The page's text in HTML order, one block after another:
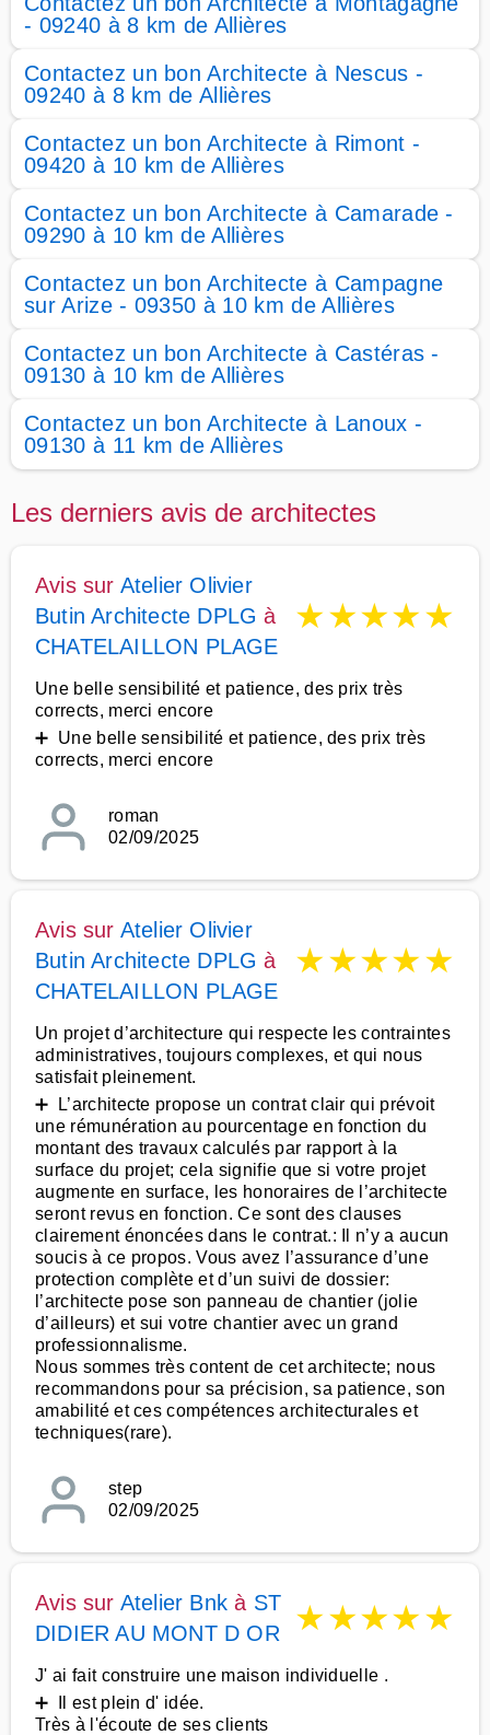
- 09240 à 8 km de Allières
Contactez un bon Architecte à Nescus -
09240 à 8 km de Allières
Contactez un bon Architecte à Rimont -
09420 à 10 km de Allières
Contactez un bon Architecte à Camarade -
09290 à 10 km de Allières
Contactez un bon Architecte à Campagne
sur Arize - 09350 à 10 km de Allières
Contactez un bon Architecte à Castéras -
09130 à 10 km de Allières
Contactez un bon Architecte à Lanoux -
09130 à 11 km de Allières
Les derniers avis de architectes
Avis sur Atelier Olivier
Butin Architecte DPLG à
CHATELAILLON PLAGE
★★★★★
Une belle sensibilité et patience, des prix très
corrects, merci encore
➕ Une belle sensibilité et patience, des prix très
corrects, merci encore
roman
02/09/2025
Avis sur Atelier Olivier
Butin Architecte DPLG à
CHATELAILLON PLAGE
★★★★★
Un projet d’architecture qui respecte les contraintes
administratives, toujours complexes, et qui nous
satisfait pleinement.
➕ L’architecte propose un contrat clair qui prévoit
une rémunération au pourcentage en fonction du
montant des travaux calculés par rapport à la
surface du projet; cela signifie que si votre projet
augmente en surface, les honoraires de l’architecte
seront revus en fonction. Ce sont des clauses
clairement énoncées dans le contrat.: Il n’y a aucun
soucis à ce propos. Vous avez l’assurance d’une
protection complète et d’un suivi de dossier:
l’architecte pose son panneau de chantier (jolie
d’ailleurs) et sui votre chantier avec un grand
professionnalisme.
Nous sommes très content de cet architecte; nous
recommandons pour sa précision, sa patience, son
amabilité et ces compétences architecturales et
techniques(rare).
step
02/09/2025
Avis sur Atelier Bnk à ST
DIDIER AU MONT D OR
★★★★★
J' ai fait construire une maison individuelle .
➕ Il est plein d' idée.
Très à l'écoute de ses clients